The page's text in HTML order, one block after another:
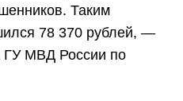
Таким
78 370 рублей, —
ГУ МВД России по